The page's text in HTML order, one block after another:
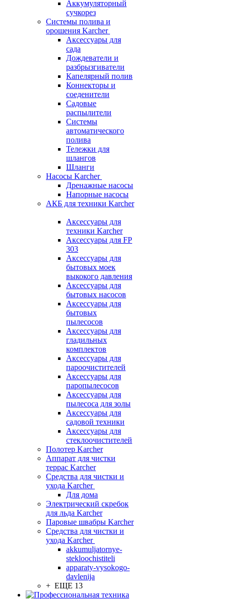
Аккумуляторный
сучкорез
Системы полива и
орошения Karcher
Аксессуары для
сада
Дождеватели и
разбрызгиватели
Капелярный полив
Коннекторы и
соеденители
Садовые
распылители
Системы
автоматического
полива
Тележки для
шлангов
Шланги
Насосы Karcher
Дренажные насосы
Напорные насосы
АКБ для техники Karcher
Аксессуары для
техники Karcher
Аксессуары для FP
303
Аксессуары для
бытовых моек
выкокого давления
Аксессуары для
бытовых насосов
Аксессуары для
бытовых
пылесосов
Аксессуары для
гладильных
комплектов
Аксессуары для
пароочистителей
Аксессуары для
паропылесосов
Аксессуары для
пылесоса для золы
Аксессуары для
садовой техники
Аксессуары для
стеклоочистителей
Полотер Karcher
Аппарат для чистки
террас Karcher
Средства для чистки и
ухода Karcher
Для дома
Электрический скребок
для льда Karcher
Паровые швабры Karcher
Средства для чистки и
ухода Karcher
akkumuljatornye-
stekloochistiteli
apparaty-vysokogo-
davlenija
+ ЕЩЕ 13